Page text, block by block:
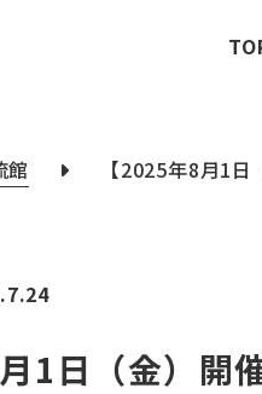
館 【2025年8月1
1日（金）開